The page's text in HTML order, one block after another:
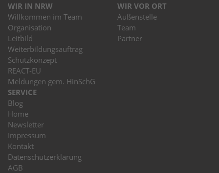
WIR IN NRW
Willkommen im Team
Organisation
Leitbild
Weiterbildungsauftrag
Schutzkonzept
REACT-EU
Meldungen gem. HinSchG
WIR VOR ORT
Außenstelle
Team
Partner
SERVICE
Blog
Home
Newsletter
Impressum
Kontakt
Datenschutzerklärung
AGB